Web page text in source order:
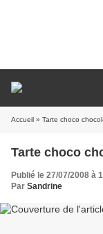
Accueil » Tarte choco
Tarte choco
Publié le 27/07/2008 à
Par Sandrine